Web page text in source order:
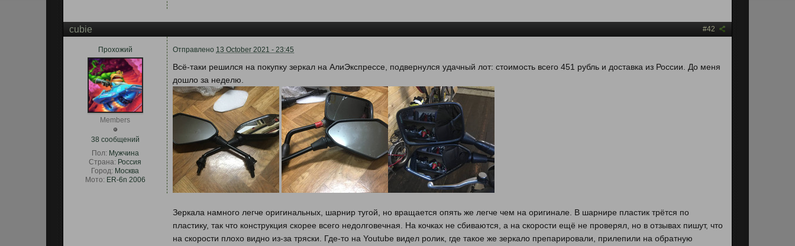
#42
cubie
Прохожий
Members
38 сообщений
Пол: Мужчина
Страна: Россия
Город: Москва
Мото: ER-6n 2006
Отправлено 13 October 2021 - 23:45
Всё-таки решился на покупку зеркал на АлиЭкспрессе, подвернулся удачный лот: стоимость всего 451 рубль и доставка из России. До меня
дошло за неделю.
Зеркала намного легче оригинальных, шарнир тугой, но вращается опять же легче чем на оригинале. В шарнире пластик трётся по
пластику, так что конструкция скорее всего недолговечная. На кочках не сбиваются, а на скорости ещё не проверял, но в отзывах пишут, что
на скорости плохо видно из-за тряски. Где-то на Youtube видел ролик, где такое же зеркало препарировали, прилепили на обратную